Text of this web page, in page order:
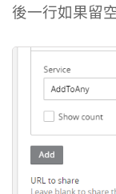
後一行如果留